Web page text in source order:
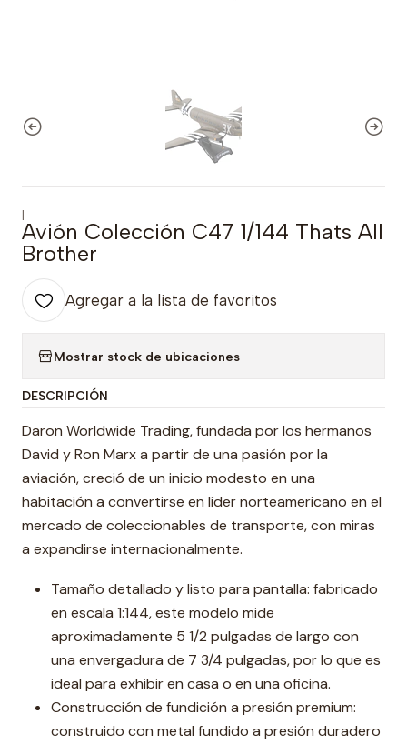
|
Avión Colección C47 1/144 Thats All
Brother
Agregar a la lista de favoritos
Mostrar stock de ubicaciones
DESCRIPCIÓN
Daron Worldwide Trading, fundada por los hermanos
David y Ron Marx a partir de una pasión por la
aviación, creció de un inicio modesto en una
habitación a convertirse en líder norteamericano en el
mercado de coleccionables de transporte, con miras
a expandirse internacionalmente.
Tamaño detallado y listo para pantalla: fabricado
en escala 1:144, este modelo mide
aproximadamente 5 1/2 pulgadas de largo con
una envergadura de 7 3/4 pulgadas, por lo que es
ideal para exhibir en casa o en una oficina.
Construcción de fundición a presión premium:
construido con metal fundido a presión duradero